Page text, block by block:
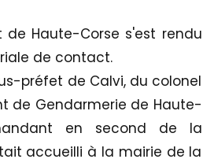
Haute-Corse s'est rendu
de contact.
préfet de Calvi, du colonel
de Gendarmerie de Haute-
en second de la
accueilli à la mairie de la